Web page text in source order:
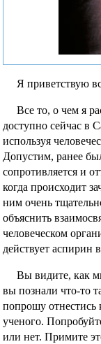
Я приветствую
Все то, о чем я
доступно сейчас в
используя
Допустим, ранее
сопротивляется и
когда происходит
ним очень
объяснить
человеческом
действует аспирин
Вы видите, как
вы познали что-то
попрошу
ученого.
или нет. Примите